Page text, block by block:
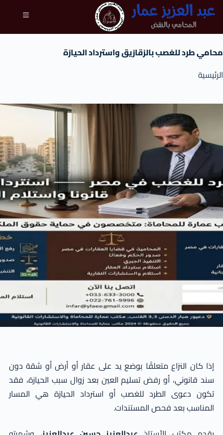
محامي طرد للغصب بالزقازيق واسترداد الحيازة
الرئيسية
إذا كان النزاع متعلقًا بوضع يد على عقار أو أرض أو شقة دون
سند قانوني، أو رفض تسليم العين بعد زوال سبب الحيازة، فقد
تكون دعوى الطرد للغصب أو استرداد الحيازة هي المسار
المناسب بعد فحص المستندات.